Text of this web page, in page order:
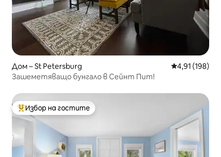
Дом – St Petersburg Средна
4,91 (198)
Зашеметяващо бунгало в Сейнт Пит!
Най-популярен избор на гостите
Избор на гостите